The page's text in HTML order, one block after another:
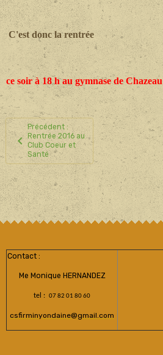
C'est donc la rentrée
ce soir à 18 h au gymnase de Chazeau
Précédent :
Rentrée 2016 au
Club Coeur et
Santé
Contact :
Me Monique HERNANDEZ
tel : 07 82 01 80 60
csfirminyondaine@gmail.com